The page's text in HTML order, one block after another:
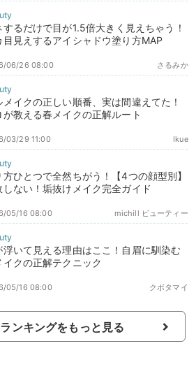
するだけで目が1.5倍大きく見えちゃう！
目見えするアイシャドウ塗り方MAP
さるみか
06/26 08:00
メイクの正しい順番、実は間違えてた！
が教える春メイクの正解ルート
Ikue
03/29 11:00
方ひとつで全然ちがう！【4つの顔型別】
しない！垢抜けメイク完全ガイド
michill ビューティー
05/16 08:00
浮いて見える理由はここ！自眉に馴染む
イクの正解テクニック
クボタマイ
05/16 08:00
ンキングをもっと見る